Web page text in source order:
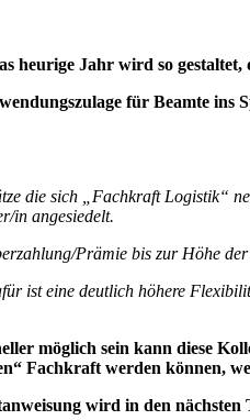
heurige Jahr wird so gestaltet,
für Beamte
die sich „Fachkraft Logistik“
in angesiedelt.
Prämie bis zur Höhe
ist eine deutlich höhere
möglich sein kann diese
Fachkraft werden können,
wird in den nächsten